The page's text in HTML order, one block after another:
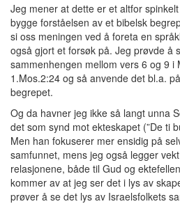
Jeg mener at dette er et altfor
bygge forståelsen av et bibelsk
si oss meningen ved å foreta en
også gjort et forsøk på. Jeg prøvde å
sammenhengen mellom vers 6 og 9 i
1.Mos.2:24 og så anvende det bl.a.
begrepet.
Og da havner jeg ikke så langt unna
det som synd mot ekteskapet (”De ti
Men han fokuserer mer ensidig på
samfunnet, mens jeg også legger
relasjonene, både til Gud og
kommer av at jeg ser det i lys av
prøver å se det lys av Israelsfolkets